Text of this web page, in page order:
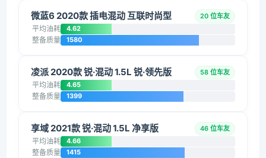
微蓝6 2020款 插电混动 互联时尚型 20 位车友
平均油耗 4.62
整备质量 1580
凌派 2020款 锐·混动 1.5L 锐·领先版 58 位车友
平均油耗 4.65
整备质量 1399
享域 2021款 锐·混动 1.5L 净享版 46 位车友
平均油耗 4.66
整备质量 1415